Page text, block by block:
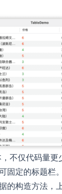
不仅代码量更
固定的标题栏
的构造方法，